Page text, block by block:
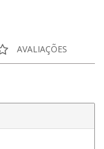
AVALIAÇÕES